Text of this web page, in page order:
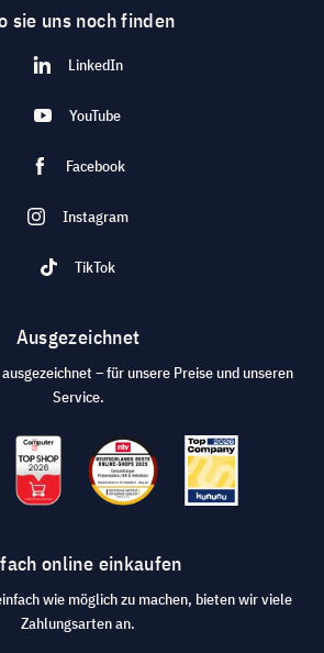
sie uns noch finden
LinkedIn
YouTube
Facebook
Instagram
TikTok
Ausgezeichnet
– für unsere Preise und unseren
Service.
online einkaufen
wie möglich zu machen, bieten wir viele
Zahlungsarten an.